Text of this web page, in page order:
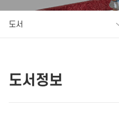
도서
도서정보